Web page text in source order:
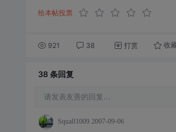
给本帖投票
921 38 打赏 收
38 条回复
请发表友善的回复…
Squall1009 2007-09-06